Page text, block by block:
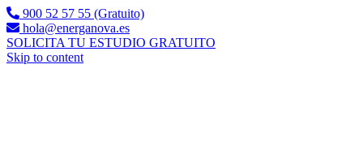
900 52 57 55 (Gratuito)
hola@energanova.es
SOLICITA TU ESTUDIO GRATUITO
Skip to content